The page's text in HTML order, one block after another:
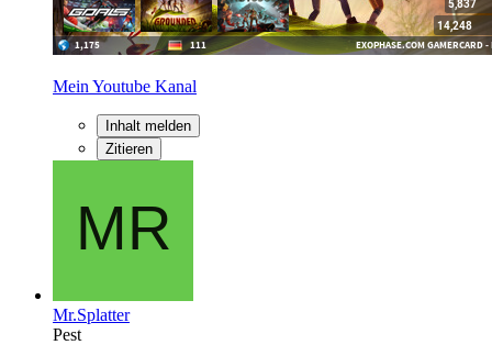
Mein Youtube Kanal
Inhalt melden
Zitieren
Mr.Splatter
Pest